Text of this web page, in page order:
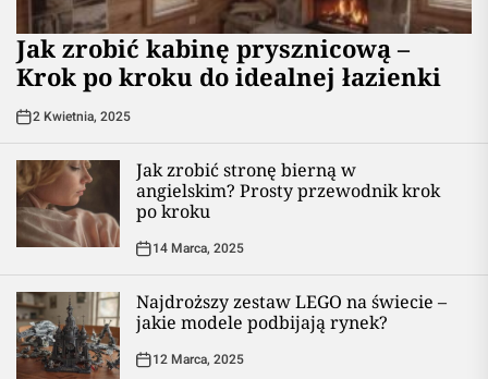
Jak zrobić kabinę prysznicową –
Krok po kroku do idealnej łazienki
2 Kwietnia, 2025
Jak zrobić stronę bierną w
angielskim? Prosty przewodnik krok
po kroku
14 Marca, 2025
Najdroższy zestaw LEGO na świecie –
jakie modele podbijają rynek?
12 Marca, 2025